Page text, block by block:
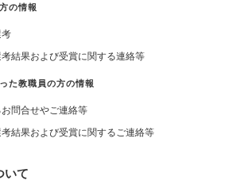
の情報
結果および受賞に関する連絡等
た教職員の方の情報
問合せやご連絡等
結果および受賞に関するご連絡等
いて